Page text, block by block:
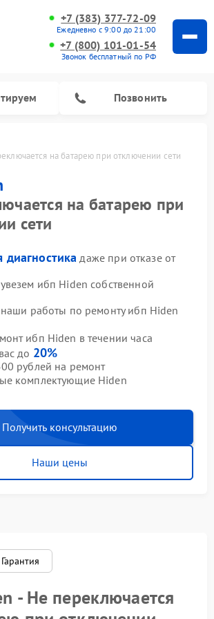
+7 (383) 377-72-09
Ежедневно с 9:00 до 21:00
+7 (800) 101-01-54
Звонок бесплатный по РФ
Позвонить
на батарею при отключении сети
на батарею при
сети
диагностика даже при отказе от
ибп Hiden собственной
наши работы по ремонту ибп Hiden
ибп Hiden в течении часа
до 20%
рублей на ремонт
комплектующие Hiden
Получить консультацию
Наши цены
Гарантия
- Не переключается